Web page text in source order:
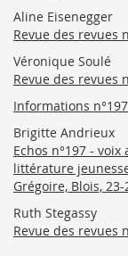
Aline Eisenegger
Revue des revues
Véronique Soulé
Revue des revues
Informations n°197
Brigitte Andrieux
Echos n°197 -
littérature
Grégoire, Blois,
Ruth Stegassy
Revue des revues